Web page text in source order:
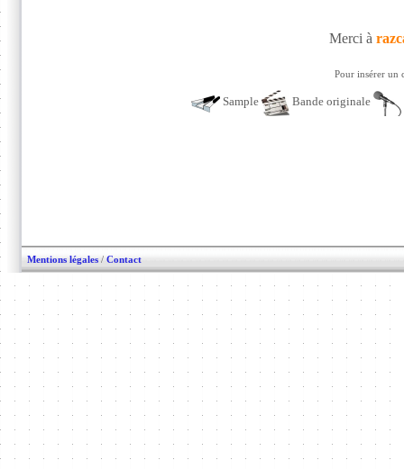
Merci à
Pour insérer un
Sample Bande originale
Mentions légales / Contact